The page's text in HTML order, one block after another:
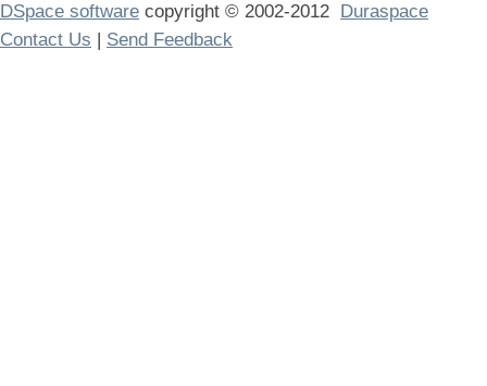
DSpace software copyright © 2002-2012 Duraspace
Contact Us | Send Feedback